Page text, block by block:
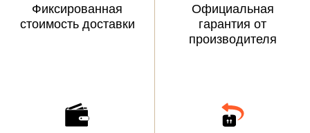
Фиксированная
стоимость доставки
Официальная
гарантия от
производителя